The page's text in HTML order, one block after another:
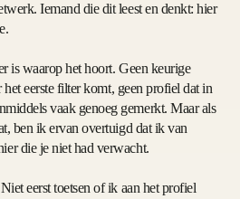
Iemand die dit leest en denkt: hier
is waarop het hoort. Geen keurige
eerste filter komt, geen profiel dat in
vaak genoeg gemerkt. Maar als
ben ik ervan overtuigd dat ik van
die je niet had verwacht.
eerst toetsen of ik aan het profiel